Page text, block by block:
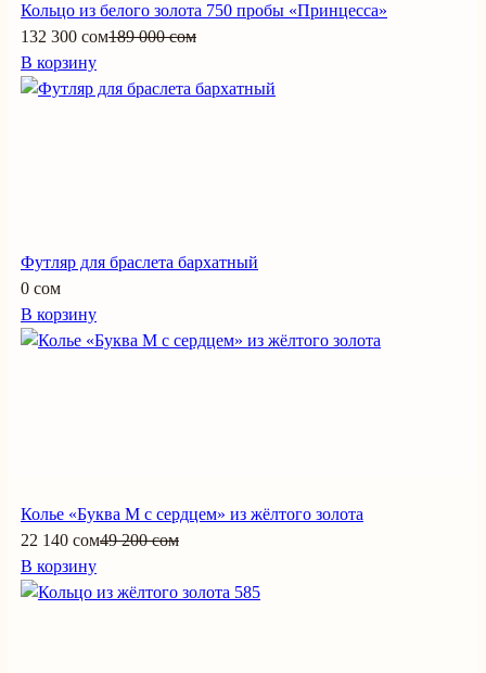
Кольцо из белого золота 750 пробы «Принцесса»
132 300 сом189 000 сом
В корзину
Футляр для браслета бархатный
0 сом
В корзину
Колье «Буква М с сердцем» из жёлтого золота
22 140 сом49 200 сом
В корзину